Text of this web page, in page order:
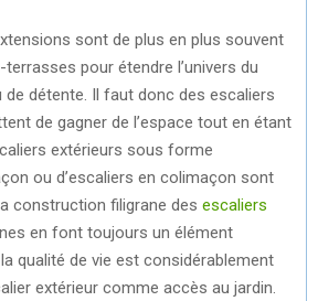
sont de plus en plus souvent
pour étendre l’univers du
de détente. Il faut donc des escaliers
de gagner de l’espace tout en étant
extérieurs sous forme
ou d’escaliers en colimaçon sont
construction filigrane des escaliers
en font toujours un élément
qualité de vie est considérablement
extérieur comme accès au jardin.